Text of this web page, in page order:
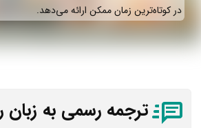
در کوتاه‌ترین زمان ممکن ارائه می‌دهد.
ترجمه رسمی به